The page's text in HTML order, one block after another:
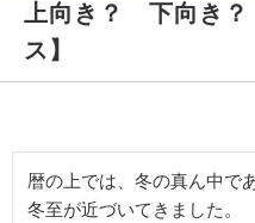
上向き？ 下向き？
ス】
暦の上では、冬の真ん中で
冬至が近づいてきました。